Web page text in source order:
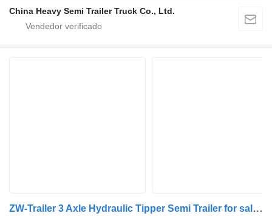
China Heavy Semi Trailer Truck Co., Ltd.
ZW-Trailer 3 Axle Hydraulic Tipper Semi Trailer for sale Guinea